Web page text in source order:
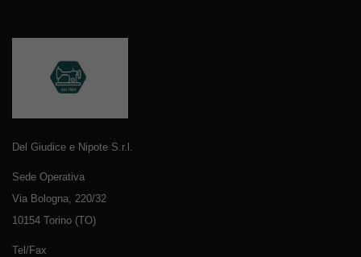
Del Giudice e Nipote S.r.l.
Sede Operativa
Via Bologna, 220/32
10154 Torino (TO)
Tel/Fax